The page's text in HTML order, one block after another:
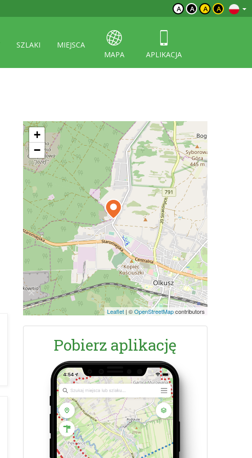
A A A A
SZLAKI
MIEJSCA
MAPA
APLIKACJA
+
−
Leaflet | ©OpenStreetMapcontributors
Pobierz aplikację